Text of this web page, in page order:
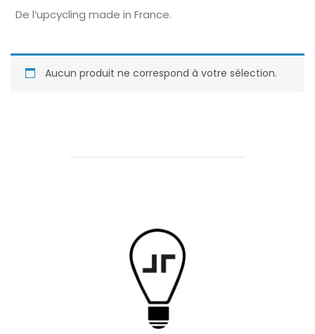
De l’upcycling made in France.
Aucun produit ne correspond à votre sélection.